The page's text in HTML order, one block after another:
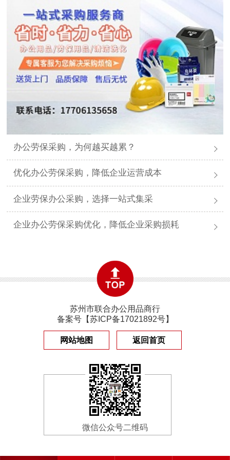
办公劳保采购，为何越买越累？
优化办公劳保采购，降低企业运营成本
企业劳保办公采购，选择一站式集采
企业办公劳保采购优化，降低企业采购损耗
苏州市联合办公用品商行
备案号【苏ICP备17021892号】
网站地图 返回首页
微信公众号二维码